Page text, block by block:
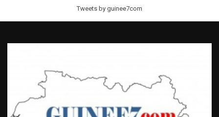
Tweets by guinee7com